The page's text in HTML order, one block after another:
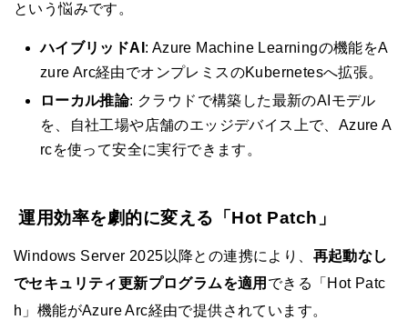
という悩みです。
ハイブリッドAI : Azure Machine Learningの機能をA
zure Arc経由でオンプレミスのKubernetesへ拡張。
ローカル推論: クラウドで構築した最新のAIモデル
を、自社工場や店舗のエッジデバイス上で、Azure A
rcを使って安全に実行できます。
運用効率を劇的に変える「Hot Patch」
Windows Server 2025以降との連携により、 再起動なし
でセキュリティ更新プログラムを適用 できる「Hot Patc
h」機能がAzure Arc経由で提供されています。